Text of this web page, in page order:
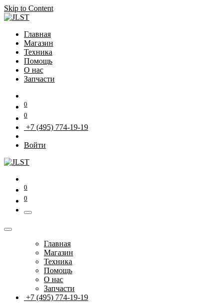
Skip to Content
Главная
Магазин
Техника
Помощь
О нас
Запчасти
0
0
+7 (495) 774-19-19
Войти
0
0
Главная
Магазин
Техника
Помощь
О нас
Запчасти
+7 (495) 774-19-19